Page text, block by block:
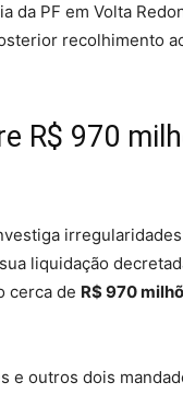
da PF em Volta
recolhimento
R$ 970
liquidação
cerca de R$ 970
e outros dois